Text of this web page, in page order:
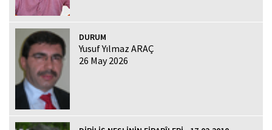
DURUM
Yusuf Yılmaz ARAÇ
26 May 2026